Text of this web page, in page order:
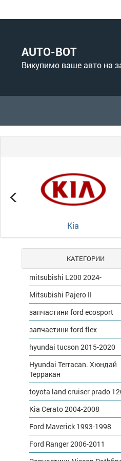
AUTO-BOT
Викупимо ваше авто на
Kia
КАТЕГОРИИ
mitsubishi L200 2024-
Mitsubishi Pajero II
запчастини ford ecosport
запчастини ford flex
hyundai tucson 2015-2020
Hyundai Terracan. Хюндай
Терракан
toyota land cruiser prado
Kia Cerato 2004-2008
Ford Maverick 1993-1998
Ford Ranger 2006-2011